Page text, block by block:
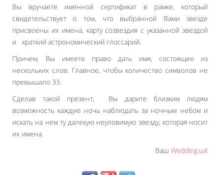
Вы вручаете именной сертификат в рамке, который
свидетельствует о том, что выбранной Вами звезде
присвоены их имена, карту созвездия с указанной звездой
и краткий астрономический глоссарий.
Причем, Вы имеете право дать имя, состоящее из
нескольких слов. Главное, чтобы количество символов не
превышало 33.
Сделав такой презент, Вы дарите близким людям
возможность каждую ночь наблюдать за ночным небом и
искать на нем ту далекую неуловимую звезду, которая носит
их имена.
Ваш Wedding.ua!